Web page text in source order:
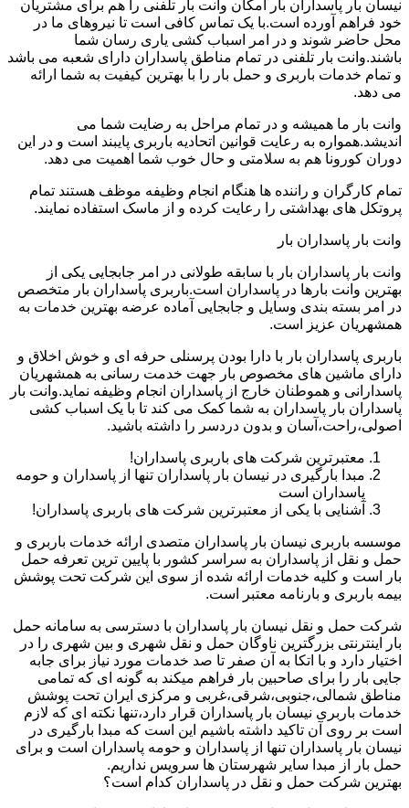
نیسان بار پاسداران بار امکان وانت بار تلفنی را هم برای مشتریان
خود فراهم آورده است.با یک تماس کافی است تا نیروهای ما در
محل حاضر شوند و در امر اسباب کشی یاری رسان شما
باشند.وانت بار تلفنی در تمام مناطق پاسداران دارای شعبه می باشد
و تمام خدمات باربری و حمل بار را با بهترین کیفیت به شما ارائه
می دهد.
وانت بار ما همیشه و در تمام مراحل به رضایت شما می
اندیشد.همواره به رعایت قوانین اتحادیه باربری پایبند است و در این
دوران کورونا هم به سلامتی و حال خوب شما اهمیت می دهد.
تمام کارگران و راننده ها هنگام انجام وظیفه موظف هستند تمام
پروتکل های بهداشتی را رعایت کرده و از ماسک استفاده نمایند.
وانت بار پاسداران بار
وانت بار پاسداران بار با سابقه طولانی در امر جابجایی یکی از
بهترین وانت بارها در پاسداران است.باربری پاسداران بار متخصص
در امر بسته بندی وسایل و جابجایی آماده عرضه بهترین خدمات به
همشهریان عزیز است.
باربری پاسداران بار با دارا بودن پرسنلی حرفه ای و خوش اخلاق و
دارای ماشین های مخصوص بار جهت خدمت رسانی به همشهریان
پاسدارانی و هموطنان خارج از پاسداران انجام وظیفه نماید.وانت بار
پاسداران بار پاسداران به شما کمک می کند تا با یک اسباب کشی
اصولی،راحت،آسان و بدون دردسر را داشته باشید.
معتبرترین شرکت های باربری پاسداران!
مبدا بارگیری در نیسان بار پاسداران تنها از پاسداران و حومه
پاسداران است
آشنایی با یکی از معتبرترین شرکت های باربری پاسداران!
موسسه باربری نیسان بار پاسداران متصدی ارائه خدمات باربری و
حمل و نقل از پاسداران به سراسر کشور با پایین ترین تعرفه حمل
بار است و کلیه خدمات ارائه شده از سوی این شرکت تحت پوشش
بیمه باربری و بارنامه معتبر است.
شرکت حمل و نقل نیسان بار پاسداران با دسترسی به سامانه حمل
بار اینترنتی بزرگترین ناوگان حمل و نقل شهری و بین شهری را در
اختیار دارد و با اتکا به آن صفر تا صد خدمات مورد نیاز برای جابه
جایی بار را برای صاحبین بار فراهم میکند به گونه ای که تمامی
مناطق شمالی،جنوبی،شرقی،غربی و مرکزی ایران تحت پوشش
خدمات باربری نیسان بار پاسداران قرار دارد،تنها نکته ای که لازم
است بر روی آن تاکید داشته باشیم این است که مبدا بارگیری در
نیسان بار پاسداران تنها از پاسداران و حومه پاسداران است و برای
حمل بار از مبدا سایر شهرستان ها سرویس نداریم.
بهترین شرکت حمل و نقل در پاسداران کدام است؟